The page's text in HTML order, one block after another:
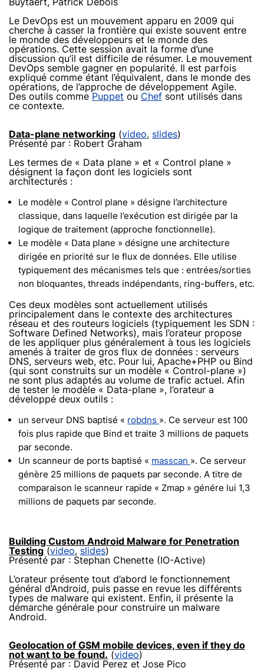
Le DevOps est un mouvement apparu en 2009 qui
cherche à casser la frontière qui existe souvent entre
le monde des développeurs et le monde des
opérations. Cette session avait la forme d’une
discussion qu’il est difficile de résumer. Le mouvement
DevOps semble gagner en popularité. Il est parfois
expliqué comme étant l’équivalent, dans le monde des
opérations, de l’approche de développement Agile.
Des outils commePuppet ou Chef sont utilisés dans
ce contexte.
Data-plane networking (video, slides)
Présenté par : Robert Graham
Les termes de « Data plane » et « Control plane »
désignent la façon dont les logiciels sont
architecturés :
Le modèle « Control plane » désigne l’architecture
classique, dans laquelle l’exécution est dirigée par la
logique de traitement (approche fonctionnelle).
Le modèle « Data plane » désigne une architecture
dirigée en priorité sur le flux de données. Elle utilise
typiquement des mécanismes tels que : entrées/sorties
non bloquantes, threads indépendants, ring-buffers, etc.
Ces deux modèles sont actuellement utilisés
principalement dans le contexte des architectures
réseau et des routeurs logiciels (typiquement les SDN :
Software Defined Networks), mais l’orateur propose
de les appliquer plus généralement à tous les logiciels
amenés à traiter de gros flux de données : serveurs
DNS, serveurs web, etc. Pour lui, Apache+PHP ou Bind
(qui sont construits sur un modèle « Control-plane »)
ne sont plus adaptés au volume de trafic actuel. Afin
de tester le modèle « Data-plane », l’orateur a
développé deux outils :
un serveur DNS baptisé « robdns ». Ce serveur est 100
fois plus rapide que Bind et traite 3 millions de paquets
par seconde.
Un scanneur de ports baptisé « masscan ». Ce serveur
génère 25 millions de paquets par seconde. A titre de
comparaison le scanneur rapide « Zmap » génére lui 1,3
millions de paquets par seconde.
Building Custom Android Malware for Penetration
Testing(video, slides)
Présenté par : Stephan Chenette (IO-Active)
L’orateur présente tout d’abord le fonctionnement
général d’Android, puis passe en revue les différents
types de malware qui existent. Enfin, il présente la
démarche générale pour construire un malware
Android.
Geolocation of GSM mobile devices, even if they do
not want to be found. (video)
Présenté par : David Perez et Jose Pico